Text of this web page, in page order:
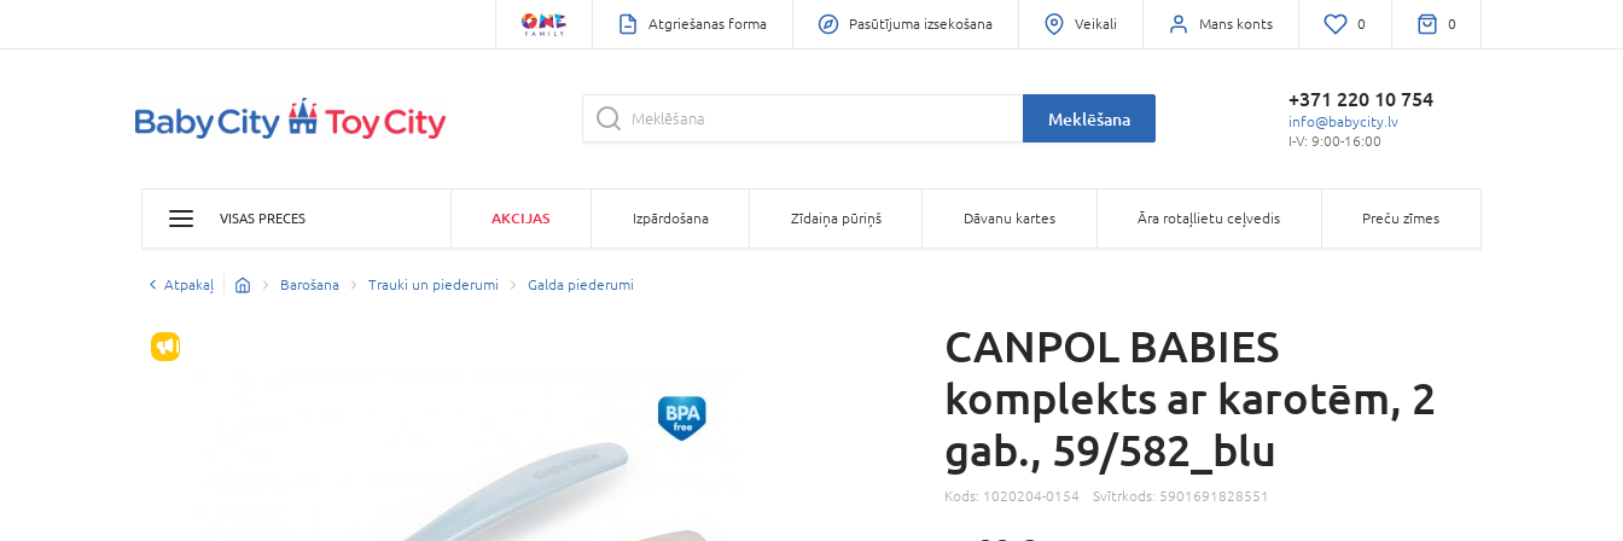
Atgriešanas forma Pasūtījuma izsekošana Veikali Mans konts 0 0
Meklēšana
+371 220 10 754
info@babycity.lv
I-V: 9:00-16:00
VISAS PRECES AKCIJAS Izpārdošana Zīdaiņa pūriņš Dāvanu kartes Āra rotaļlietu ceļvedis Preču zīmes
Atpakaļ Barošana Trauki un piederumi Galda piederumi
IZPĀRDOŠANA
CANPOL BABIES
komplekts ar karotēm, 2
gab., 59/582_blu
Kods: 1020204-0154 Svītrkods: 5901691828551